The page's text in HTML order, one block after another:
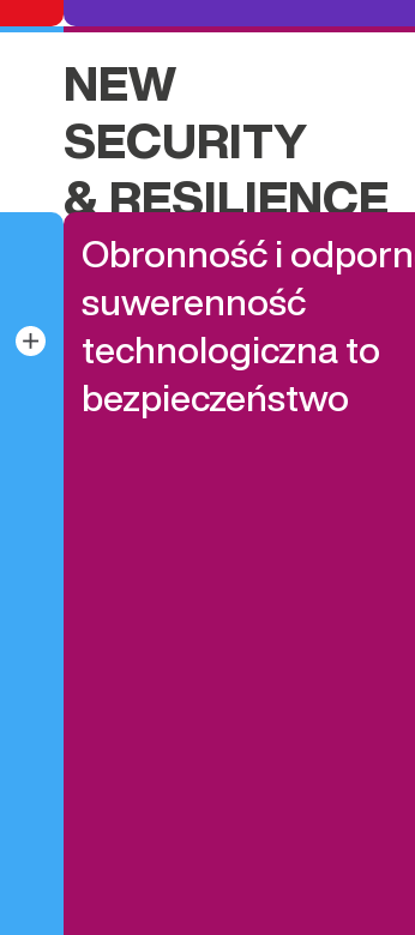
NEW
SECURITY
& RESILIENCE
Obronność i
suwerenność
technologiczna to
bezpieczeństwo